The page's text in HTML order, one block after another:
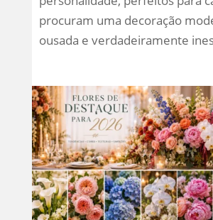
procuram uma decoração
ousada e verdadeiramente